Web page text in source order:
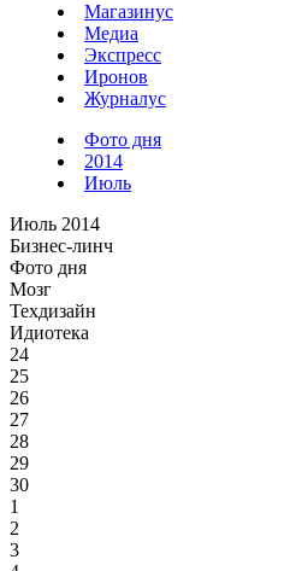
Магазинус
Медиа
Экспресс
Иронов
Журналус
Фото дня
2014
Июль
Июль 2014
Бизнес-линч
Фото дня
Мозг
Техдизайн
Идиотека
24
25
26
27
28
29
30
1
2
3